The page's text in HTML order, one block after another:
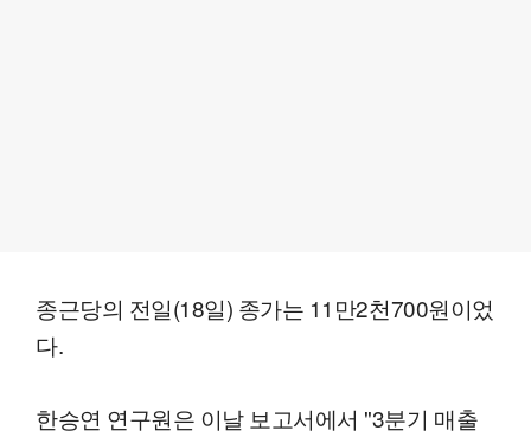
종근당의 전일(18일) 종가는 11만2천700원이었
다.
한승연 연구원은 이날 보고서에서 "3분기 매출